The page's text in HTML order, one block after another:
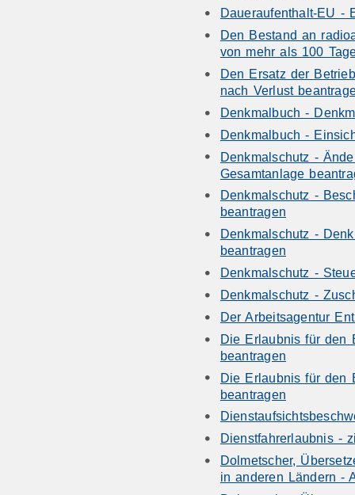
Daueraufenthalt-EU -
Den Bestand an
von mehr als 100
Den Ersatz der
nach Verlust
Denkmalbuch -
Denkmalbuch -
Denkmalschutz -
Gesamtanlage
Denkmalschutz -
beantragen
Denkmalschutz -
beantragen
Denkmalschutz -
Denkmalschutz -
Der Arbeitsagentur
Die Erlaubnis für den
beantragen
Die Erlaubnis für den
beantragen
Dienstfahrerlaubnis -
Dolmetscher,
in anderen Ländern -